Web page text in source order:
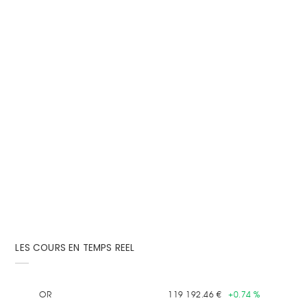
LES COURS EN TEMPS REEL